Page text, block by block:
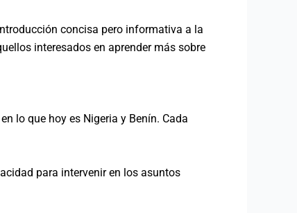
concisa pero informativa a la
interesados en aprender más sobre
lo que hoy es Nigeria y Benín. Cada
para intervenir en los asuntos